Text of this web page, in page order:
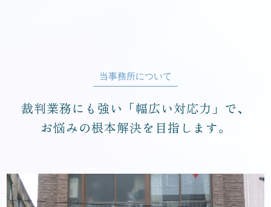
当事務所について
裁判業務にも強い「幅広い対応力」で、
お悩みの根本解決を目指します。